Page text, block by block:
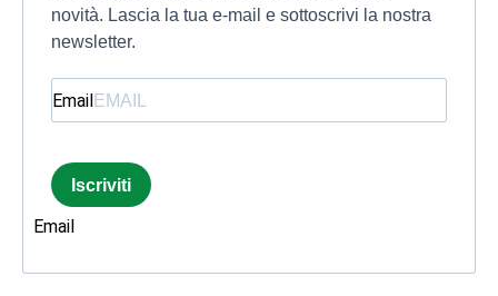
novità. Lascia la tua e-mail e sottoscrivi la nostra
newsletter.
Email
Iscriviti
Email